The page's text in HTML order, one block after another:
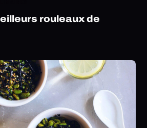
rouleaux de